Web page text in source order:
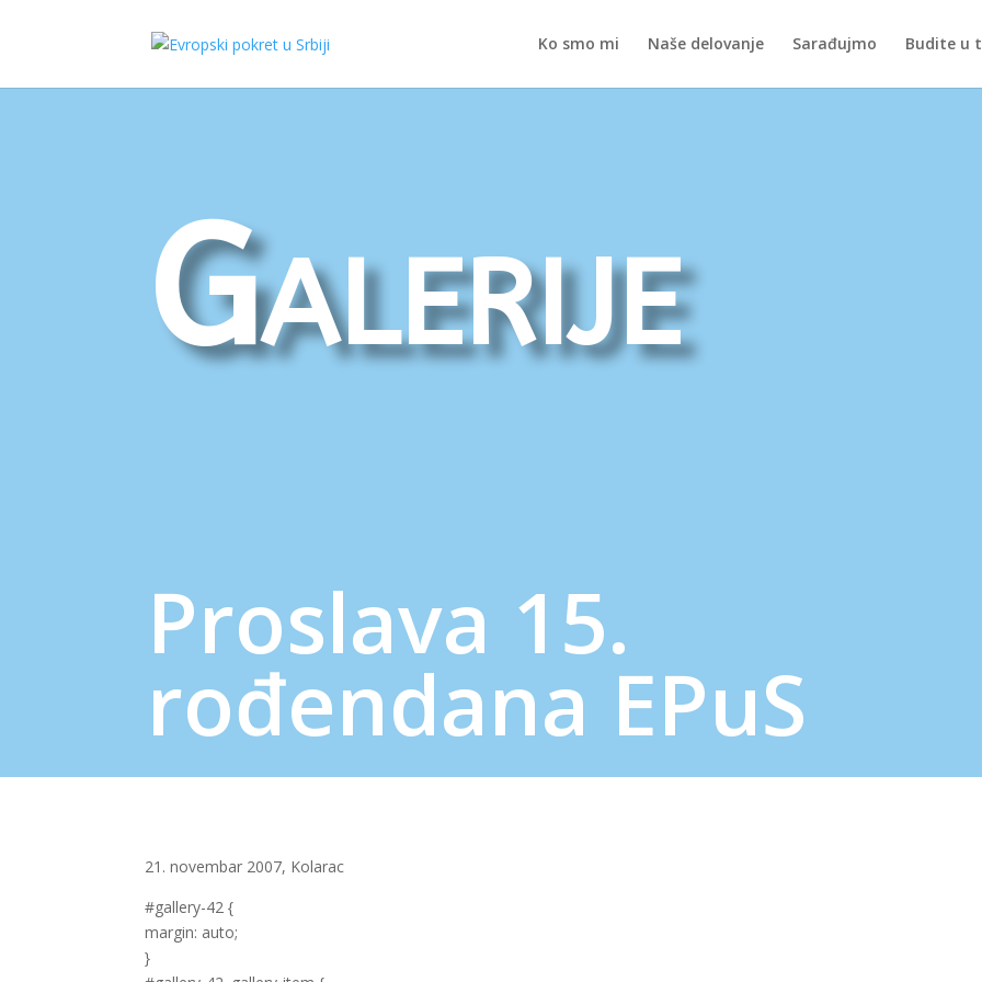
Ko smo mi Naše delovanje Sarađujmo Budite u
Galerije
Proslava 15.
rođendana EPuS
21. novembar 2007, Kolarac
#gallery-42 {
margin: auto;
}